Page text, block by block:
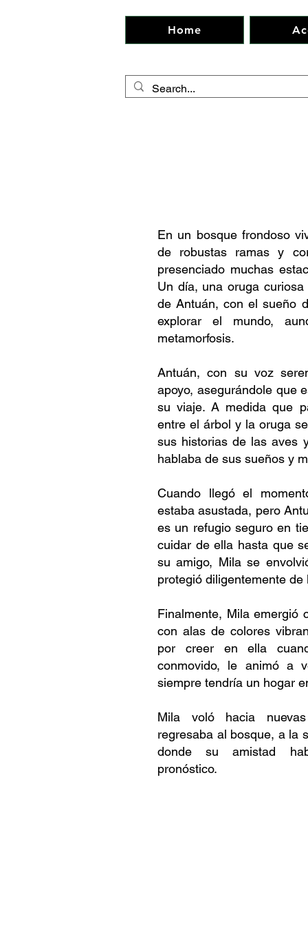
Home
En un bosque frondoso
de robustas ramas y
presenciado muchas
Un día, una oruga
de Antuán, con el sueño
explorar el mundo,
metamorfosis.
Antuán, con su voz
apoyo, asegurándole que
su viaje. A medida que
entre el árbol y la oruga
sus historias de las aves
hablaba de sus sueños y
Cuando llegó el
estaba asustada, pero
es un refugio seguro en
cuidar de ella hasta que
su amigo, Mila se
protegió diligentemente de
Finalmente, Mila emergió
con alas de colores
por creer en ella
conmovido, le animó a
siempre tendría un hogar
Mila voló hacia
regresaba al bosque, a la
donde su amistad
pronóstico.